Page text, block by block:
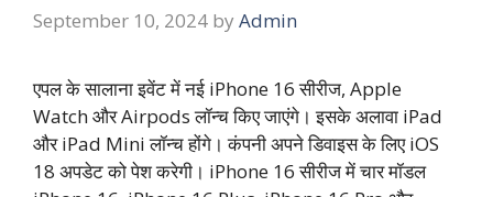
September 10, 2024 by Admin
एपल के सालाना इवेंट में नई iPhone 16 सीरीज, Apple
Watch और Airpods लॉन्च किए जाएंगे। इसके अलावा iPad
और iPad Mini लॉन्च होंगे। कंपनी अपने डिवाइस के लिए iOS
18 अपडेट को पेश करेगी। iPhone 16 सीरीज में चार मॉडल